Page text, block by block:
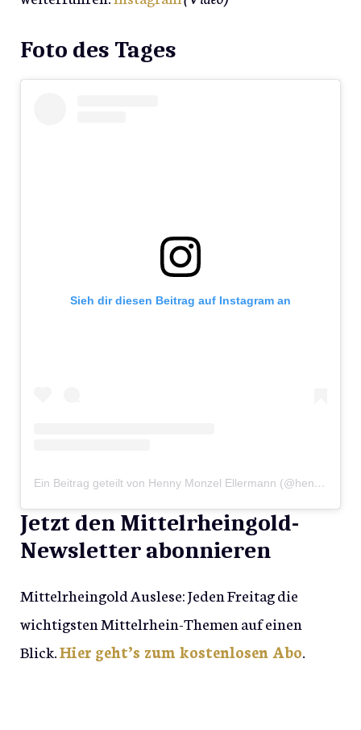
Foto des Tages
Sieh dir diesen Beitrag auf Instagram an
Ein Beitrag geteilt von Henny Monzel Ellermann (@hennysblickwinkel)
Jetzt den Mittelrheingold-
Newsletter abonnieren
Mittelrheingold Auslese: Jeden Freitag die
wichtigsten Mittelrhein-Themen auf einen
Blick.Hier geht’s zum kostenlosen Abo.